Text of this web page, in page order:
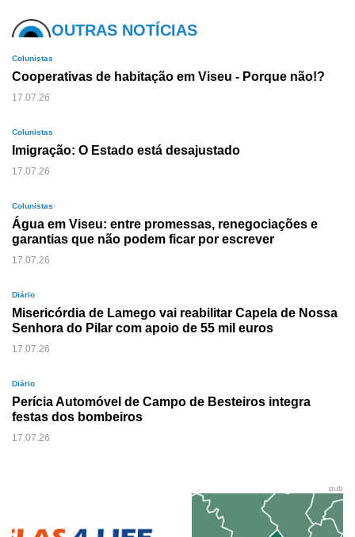
OUTRAS NOTÍCIAS
Colunistas
Cooperativas de habitação em Viseu - Porque não!?
17.07.26
Colunistas
Imigração: O Estado está desajustado
17.07.26
Colunistas
Água em Viseu: entre promessas, renegociações e
garantias que não podem ficar por escrever
17.07.26
Diário
Misericórdia de Lamego vai reabilitar Capela de Nossa
Senhora do Pilar com apoio de 55 mil euros
17.07.26
Diário
Perícia Automóvel de Campo de Besteiros integra
festas dos bombeiros
17.07.26
pub